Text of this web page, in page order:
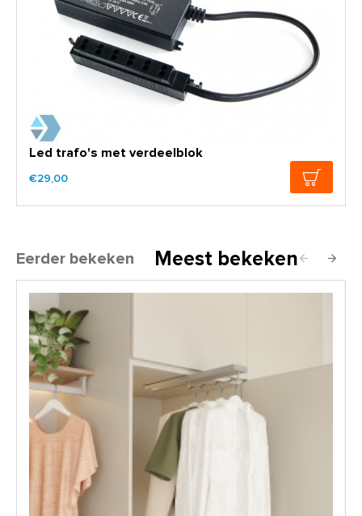
Led trafo's met verdeelblok
€29,00
Eerder bekeken Meest bekeken